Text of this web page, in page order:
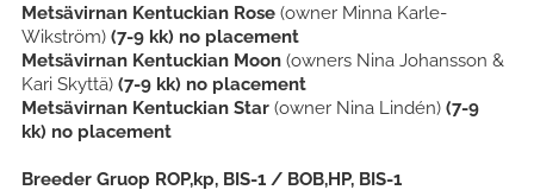
Metsävirnan Kentuckian Rose (owner Minna Karle-
Wikström) (7-9 kk) no placement
Metsävirnan Kentuckian Moon (owners Nina Johansson &
Kari Skyttä) (7-9 kk) no placement
Metsävirnan Kentuckian Star (owner Nina Lindén) (7-9
kk) no placement
Breeder Gruop ROP,kp, BIS-1 / BOB,HP, BIS-1